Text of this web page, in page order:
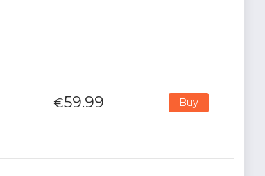
€59.99 Buy